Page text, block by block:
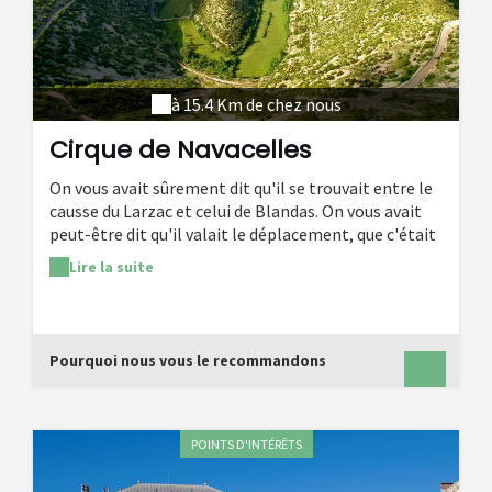
à 15.4 Km de chez nous
Cirque de Navacelles
On vous avait sûrement dit qu'il se trouvait entre le
causse du Larzac et celui de Blandas. On vous avait
peut-être dit qu'il valait le déplacement, que c'était
un joyau géologique. On n'aura probablement pas
pu vous décrire à quel point le panorama est à
belvédère de la baume d'Auriol, juste au-dessus du
site et que le regard chute littéralement dans ce
c'est une antenne de l'office de tourisme - mais aussi
pour faire une provision de produits de terroir
(fromages, vins) et y admirer l'artisanat local. L'eau
Lire la suite
Pourquoi nous vous le recommandons
POINTS D'INTÉRÊTS